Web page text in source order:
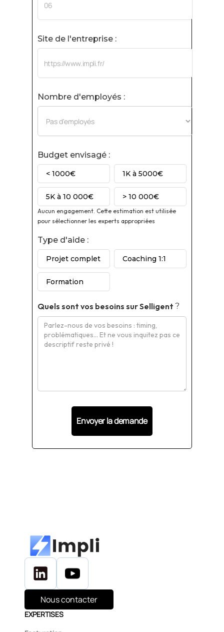
Site de l'entreprise :
Nombre d'employés :
Budget envisagé :
< 1000€ 1K à 5000€
5K à 10 000€ > 10 000€
Aucun engagement. Cette estimation est utilisée
pour sélectionner les experts appropriées
Type d'aide :
Projet complet Coaching 1:1
Formation
Quels sont vos besoins surSelligent ?
Nous contacter
EXPERTISES